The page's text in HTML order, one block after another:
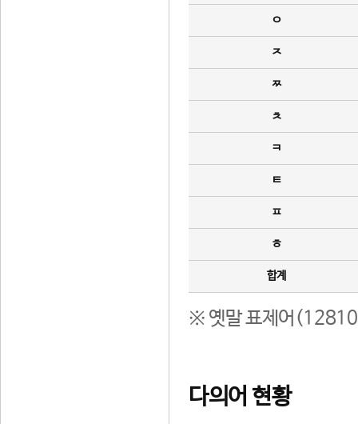
ㅇ
ㅈ
ㅉ
ㅊ
ㅋ
ㅌ
ㅍ
ㅎ
합계
※ 옛말 표제어(12810
다의어 현황